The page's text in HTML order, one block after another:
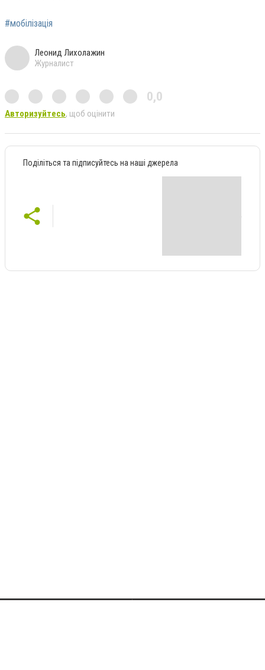
#мобілізація
Леонид Лихолажин
Журналист
0,0
Авторизуйтесь, щоб оцінити
Поділіться та підписуйтесь на наші джерела